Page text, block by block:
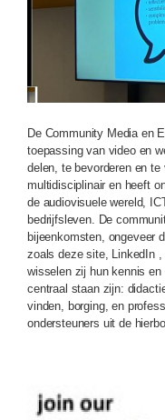
De Community Media en
toepassing van video en
delen, te bevorderen en
multidisciplinair en heeft
de audiovisuele wereld,
bedrijfsleven. De
bijeenkomsten, ongeveer
zoals deze site, LinkedIn
wisselen zij hun kennis en
centraal staan zijn:
vinden, borging, en
ondersteuners uit de